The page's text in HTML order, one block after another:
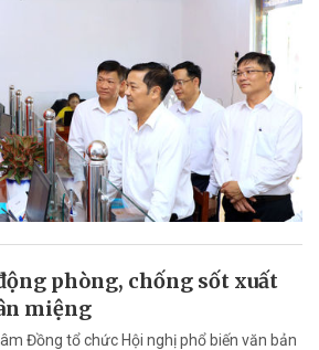
phòng, chống sốt xuất
miệng
Đồng tổ chức Hội nghị phổ biến văn bản